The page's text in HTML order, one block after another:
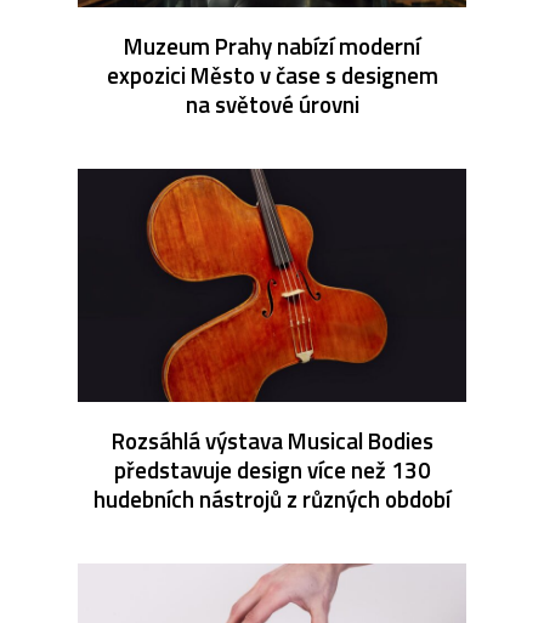
Muzeum Prahy nabízí moderní
expozici Město v čase s designem
na světové úrovni
Rozsáhlá výstava Musical Bodies
představuje design více než 130
hudebních nástrojů z různých období